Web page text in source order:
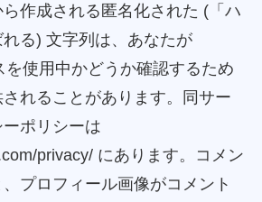
作成される匿名化された (「ハ
る) 文字列は、あなたが
を使用中かどうか確認するため
れることがあります。同サー
ポリシーは
privacy/ にあります。コメン
プロフィール画像がコメント